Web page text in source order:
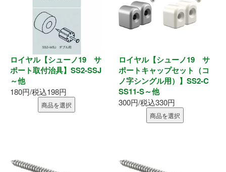
断熱材
養生・保護材
屋内用手すり
屋外用手すり
棚柱・収納
内装部材
ロイヤル【シューノ19 サ
ポート取付治具】SS2-SSJ
～他
180円/税込198円
商品を選択
ロイヤル【シューノ19 サ
ポートキャップセット（コ
ノ字シングル用）】SS2-C
SS11-S～他
300円/税込330円
商品を選択